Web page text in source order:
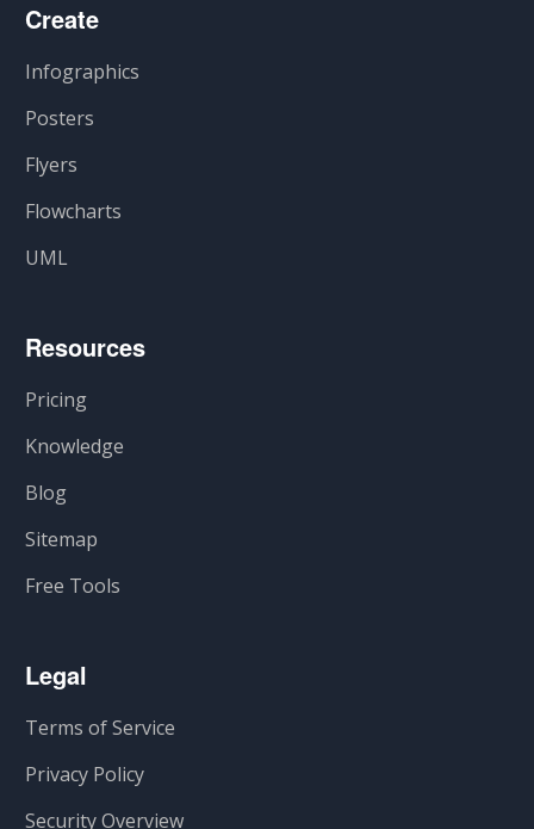
Create
Infographics
Posters
Flyers
Flowcharts
UML
Resources
Pricing
Knowledge
Blog
Sitemap
Free Tools
Legal
Terms of Service
Privacy Policy
Security Overview